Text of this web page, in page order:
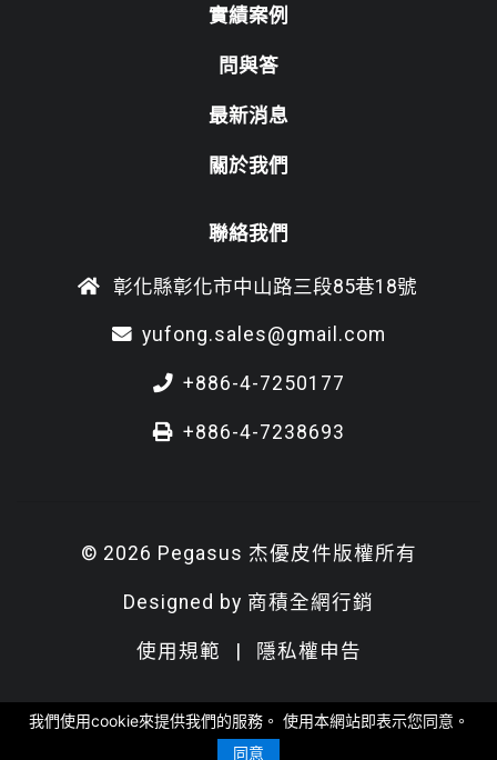
實績案例
問與答
最新消息
關於我們
聯絡我們
彰化縣彰化市中山路三段85巷18號
yufong.sales@gmail.com
+886-4-7250177
+886-4-7238693
© 2026 Pegasus 杰優皮件版權所有
Designed by 商積全網行銷
使用規範 | 隱私權申告
我們使用cookie來提供我們的服務。 使用本網站即表示您同意。
同意